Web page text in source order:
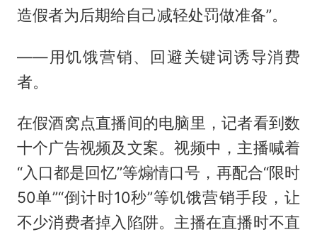
造假者为后期给自己减轻处罚做准备”。
——用饥饿营销、回避关键词诱导消费
者。
在假酒窝点直播间的电脑里，记者看到数
十个广告视频及文案。视频中，主播喊着
“入口都是回忆”等煽情口号，再配合“限时
50单”“倒计时10秒”等饥饿营销手段，让
不少消费者掉入陷阱。主播在直播时不直